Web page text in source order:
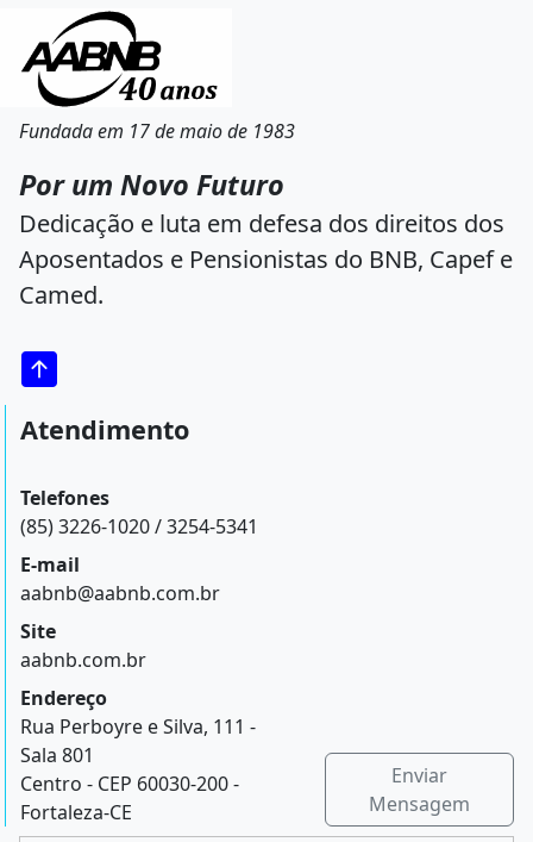
Fundada em 17 de maio de 1983
Por um Novo Futuro
Dedicação e luta em defesa dos direitos dos
Aposentados e Pensionistas do BNB, Capef e
Camed.
Atendimento
Telefones
(85) 3226-1020 / 3254-5341
E-mail
aabnb@aabnb.com.br
Site
aabnb.com.br
Endereço
Rua Perboyre e Silva, 111 -
Sala 801
Centro - CEP 60030-200 -
Fortaleza-CE
Enviar
Mensagem